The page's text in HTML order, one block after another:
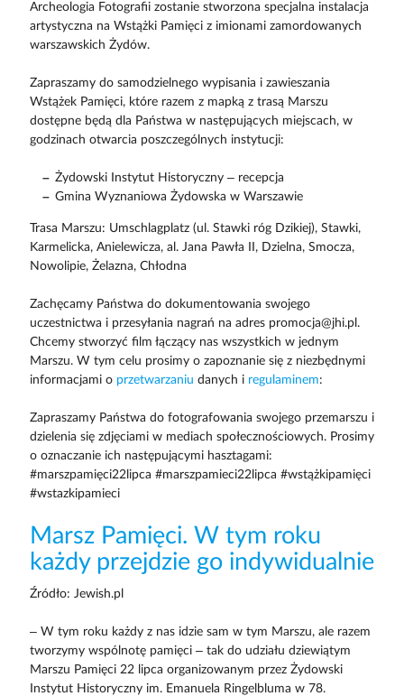
Archeologia Fotografii zostanie stworzona specjalna instalacja
artystyczna na Wstążki Pamięci z imionami zamordowanych
warszawskich Żydów.
Zapraszamy do samodzielnego wypisania i zawieszania
Wstążek Pamięci, które razem z mapką z trasą Marszu
dostępne będą dla Państwa w następujących miejscach, w
godzinach otwarcia poszczególnych instytucji:
Żydowski Instytut Historyczny – recepcja
Gmina Wyznaniowa Żydowska w Warszawie
Trasa Marszu: Umschlagplatz (ul. Stawki róg Dzikiej), Stawki,
Karmelicka, Anielewicza, al. Jana Pawła II, Dzielna, Smocza,
Nowolipie, Żelazna, Chłodna
Zachęcamy Państwa do dokumentowania swojego
uczestnictwa i przesyłania nagrań na adres promocja@jhi.pl.
Chcemy stworzyć film łączący nas wszystkich w jednym
Marszu. W tym celu prosimy o zapoznanie się z niezbędnymi
informacjami o przetwarzaniu danych i regulaminem:
Zapraszamy Państwa do fotografowania swojego przemarszu i
dzielenia się zdjęciami w mediach społecznościowych. Prosimy
o oznaczanie ich następującymi hasztagami:
#marszpamięci22lipca #marszpamieci22lipca #wstążkipamięci
#wstazkipamieci
Marsz Pamięci. W tym roku
każdy przejdzie go indywidualnie
Źródło: Jewish.pl
– W tym roku każdy z nas idzie sam w tym Marszu, ale razem
tworzymy wspólnotę pamięci – tak do udziału dziewiątym
Marszu Pamięci 22 lipca organizowanym przez Żydowski
Instytut Historyczny im. Emanuela Ringelbluma w 78.